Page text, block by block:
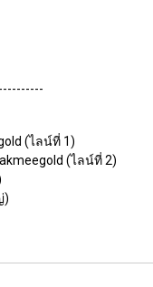
(ไลน์ที่ 1)
(ไลน์ที่ 2)
)